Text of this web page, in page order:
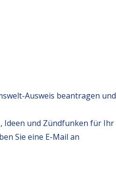
Ausweis beantragen und
Ideen und Zündfunken für Ihr
Sie eine E-Mail an